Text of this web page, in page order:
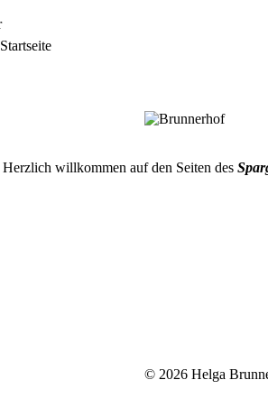
Startseite
Herzlich willkommen auf den Seiten des
© 2026 Helga